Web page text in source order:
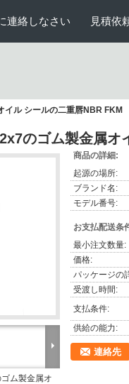
連絡しなさい 見積依
ル シールの二重唇NBR FKM
のゴム製金属オ
ム製金属オ
商品の詳細:
起源の場所:
ブランド名:
モデル番号:
お支払配送条
最小注文数量:
価格:
パッケージの
受渡し時間:
支払条件:
供給の能力:
連絡先